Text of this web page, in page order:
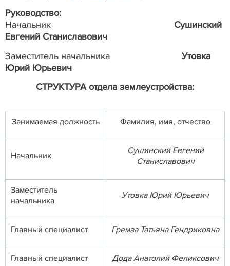
Руководство:
Начальник Сушинский
Евгений Станиславович
Заместитель начальника Утовка
Юрий Юрьевич
СТРУКТУРА отдела землеустройства:
Занимаемая должность Фамилия, имя, отчество
Начальник
Сушинский Евгений
Станиславович
Заместитель
начальника
Утовка Юрий Юрьевич
Главный специалист Гремза Татьяна Гендриковна
Главный специалист Дода Анатолий Феликсович